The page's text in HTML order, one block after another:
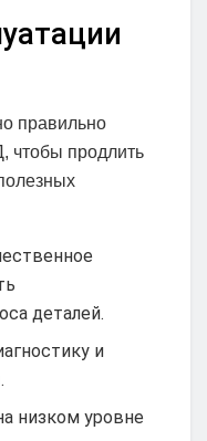
правильно
чтобы продлить
деталей.
и
низком уровне